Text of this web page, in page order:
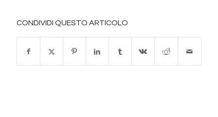
CONDIVIDI QUESTO ARTICOLO